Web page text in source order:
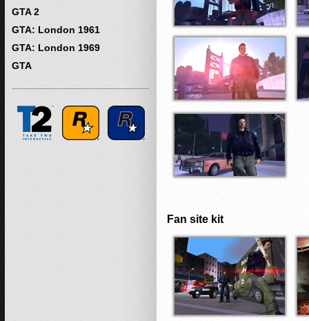
GTA 2
GTA: London 1961
GTA: London 1969
GTA
Fan site kit